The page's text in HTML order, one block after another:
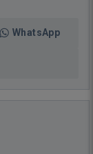
WhatsApp